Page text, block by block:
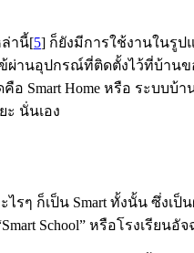
านี้[5] ก็ยังมีการใช้งานในรูป
านอุปกรณ์ที่ติดตั้งไว้ที่บ้านข
Smart Home หรือ ระบบบ้
ะ นั่นเอง
ก็เป็น Smart ทั้งนั้น ซึ่งเป็นผ
School” หรือโรงเรี